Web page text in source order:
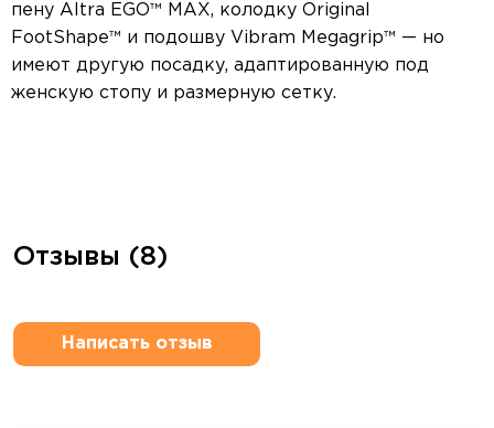
пену Altra EGO™ MAX, колодку Original
FootShape™ и подошву Vibram Megagrip™ — но
имеют другую посадку, адаптированную под
женскую стопу и размерную сетку.
Отзывы (8)
Написать отзыв